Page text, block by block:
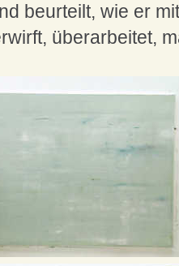
beurteilt, wie er
überarbeitet,